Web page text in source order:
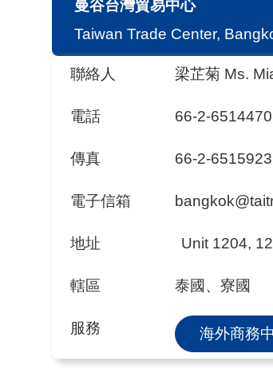
曼谷台灣貿易中心
Taiwan Trade Center,
聯絡人 梁芷菊 Ms.
電話 66-2-6514470
傳真 66-2-6515923
電子信箱
地址 Unit 1204,
轄區 泰國、寮國
服務 海外商務